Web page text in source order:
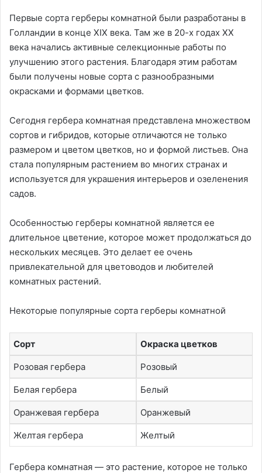
Первые сорта герберы комнатной были разработаны в
Голландии в конце XIX века. Там же в 20-х годах XX
века начались активные селекционные работы по
улучшению этого растения. Благодаря этим работам
были получены новые сорта с разнообразными
окрасками и формами цветков.
Сегодня гербера комнатная представлена множеством
сортов и гибридов, которые отличаются не только
размером и цветом цветков, но и формой листьев. Она
стала популярным растением во многих странах и
используется для украшения интерьеров и озеленения
садов.
Особенностью герберы комнатной является ее
длительное цветение, которое может продолжаться до
нескольких месяцев. Это делает ее очень
привлекательной для цветоводов и любителей
комнатных растений.
Некоторые популярные сорта герберы комнатной
Сорт Окраска цветков
Розовая гербера Розовый
Белая гербера Белый
Оранжевая гербера Оранжевый
Желтая гербера Желтый
Гербера комнатная — это растение, которое не только